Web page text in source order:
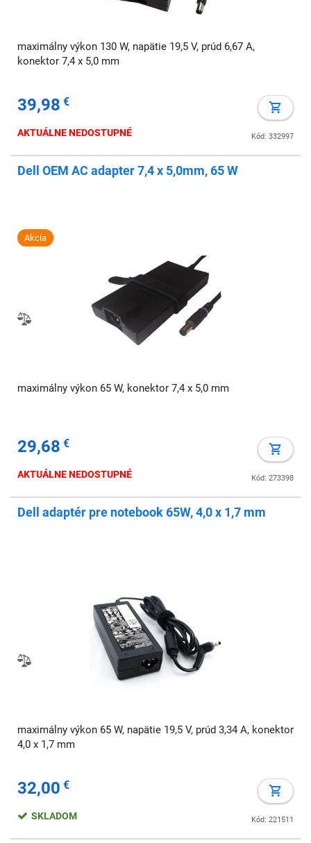
maximálny výkon 130 W, napätie 19,5 V, prúd 6,67 A,
konektor 7,4 x 5,0 mm
39,98 €
Kód: 332997
AKTUÁLNE NEDOSTUPNÉ
Dell OEM AC adapter 7,4 x 5,0mm, 65 W
Akcia
maximálny výkon 65 W, konektor 7,4 x 5,0 mm
29,68 €
Kód: 273398
AKTUÁLNE NEDOSTUPNÉ
Dell adaptér pre notebook 65W, 4,0 x 1,7 mm
maximálny výkon 65 W, napätie 19,5 V, prúd 3,34 A, konektor
4,0 x 1,7 mm
32,00 €
Kód: 221511
SKLADOM